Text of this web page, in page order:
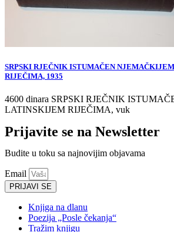
SRPSKI RJEČNIK ISTUMAČEN
RIJEČIMA, 1935
4600 dinara SRPSKI RJEČNIK
LATINSKIJEM RIJEČIMA, vuk
Prijavite se na Newsletter
Budite u toku sa najnovijim objavama
Email
PRIJAVI SE
Knjiga na dlanu
Poezija „Posle čekanja“
Tražim knjigu